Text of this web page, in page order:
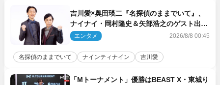
吉川愛×奥田瑛二『名探偵のままでいて』、
ナイナイ・岡村隆史＆矢部浩之のゲスト出演
が決定！
エンタメ 2026/8/8 00:45
名探偵のままでいて ナインティナイン 吉川愛
「Mトーナメント」優勝はBEAST X・東城り